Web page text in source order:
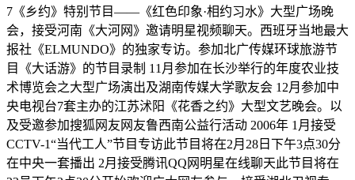
7《乡约》特别节目——《红色印象·相约习水》大型广场晚
会，接受河南《大河网》邀请明星视频聊天。西班牙当地最大
报社《ELMUNDO》的独家专访。参加北广传媒环球旅游节
目《大话游》的节目录制 11月参加在长沙举行的年度农业技
术博览会之大型广场演出及湖南传媒大学歌友会 12月参加中
央电视台7套主办的江苏沭阳《花香之约》大型文艺晚会。以
及受邀参加搜狐网友网友鲁西南公益行活动 2006年 1月接受
CCTV-1“当代工人”节目专访此节目将在2月28日下午3点30分
在中央一套播出 2月接受腾讯QQ网明星在线聊天此节目将在